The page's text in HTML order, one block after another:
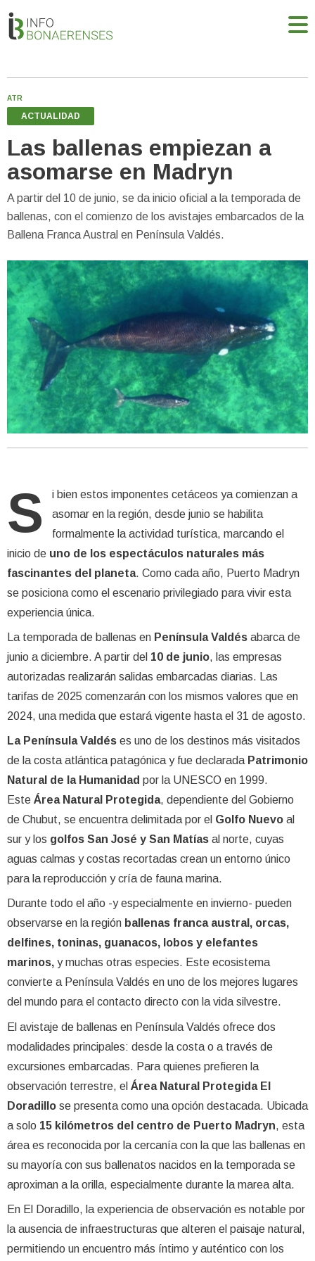
ATR
ACTUALIDAD
Las ballenas empiezan a
asomarse en Madryn
A partir del 10 de junio, se da inicio oficial a la temporada de
ballenas, con el comienzo de los avistajes embarcados de la
Ballena Franca Austral en Península Valdés.
S
i bien estos imponentes cetáceos ya comienzan a
asomar en la región, desde junio se habilita
formalmente la actividad turística, marcando el
inicio de uno de los espectáculos naturales más
fascinantes del planeta. Como cada año, Puerto Madryn
se posiciona como el escenario privilegiado para vivir esta
experiencia única.
La temporada de ballenas en Península Valdés abarca de
junio a diciembre. A partir del 10 de junio, las empresas
autorizadas realizarán salidas embarcadas diarias. Las
tarifas de 2025 comenzarán con los mismos valores que en
2024, una medida que estará vigente hasta el 31 de agosto.
La Península Valdés es uno de los destinos más visitados
de la costa atlántica patagónica y fue declarada Patrimonio
Natural de la Humanidad por la UNESCO en 1999.
Este Área Natural Protegida, dependiente del Gobierno
de Chubut, se encuentra delimitada por el Golfo Nuevo al
sur y los golfos San José y San Matías al norte, cuyas
aguas calmas y costas recortadas crean un entorno único
para la reproducción y cría de fauna marina.
Durante todo el año -y especialmente en invierno- pueden
observarse en la región ballenas franca austral, orcas,
delfines, toninas, guanacos, lobos y elefantes
marinos, y muchas otras especies. Este ecosistema
convierte a Península Valdés en uno de los mejores lugares
del mundo para el contacto directo con la vida silvestre.
El avistaje de ballenas en Península Valdés ofrece dos
modalidades principales: desde la costa o a través de
excursiones embarcadas. Para quienes prefieren la
observación terrestre, el Área Natural Protegida El
Doradillo se presenta como una opción destacada. Ubicada
a solo 15 kilómetros del centro de Puerto Madryn, esta
área es reconocida por la cercanía con la que las ballenas en
su mayoría con sus ballenatos nacidos en la temporada se
aproximan a la orilla, especialmente durante la marea alta.
En El Doradillo, la experiencia de observación es notable por
la ausencia de infraestructuras que alteren el paisaje natural,
permitiendo un encuentro más íntimo y auténtico con los